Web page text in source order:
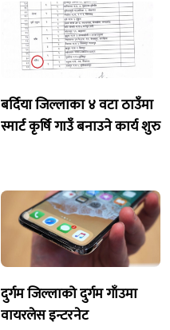
बर्दिया जिल्लाका ४ वटा ठाउँमा
स्मार्ट कृर्षि गाउँ बनाउने कार्य शुरु
दुर्गम जिल्लाको दुर्गम गाँउमा
वायरलेस इन्टरनेट